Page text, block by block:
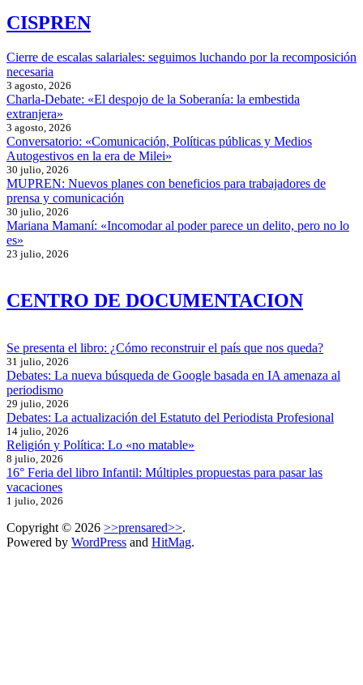
CISPREN
Cierre de escalas salariales: seguimos luchando por la recomposición
necesaria
3 agosto, 2026
Charla-Debate: «El despojo de la Soberanía: la embestida
extranjera»
3 agosto, 2026
Conversatorio: «Comunicación, Políticas públicas y Medios
Autogestivos en la era de Milei»
30 julio, 2026
MUPREN: Nuevos planes con beneficios para trabajadores de
prensa y comunicación
30 julio, 2026
Mariana Mamaní: «Incomodar al poder parece un delito, pero no lo
es»
23 julio, 2026
CENTRO DE DOCUMENTACION
Se presenta el libro: ¿Cómo reconstruir el país que nos queda?
31 julio, 2026
Debates: La nueva búsqueda de Google basada en IA amenaza al
periodismo
29 julio, 2026
Debates: La actualización del Estatuto del Periodista Profesional
14 julio, 2026
Religión y Política: Lo «no matable»
8 julio, 2026
16° Feria del libro Infantil: Múltiples propuestas para pasar las
vacaciones
1 julio, 2026
Copyright © 2026 >>prensared>>.
Powered by WordPress and HitMag.